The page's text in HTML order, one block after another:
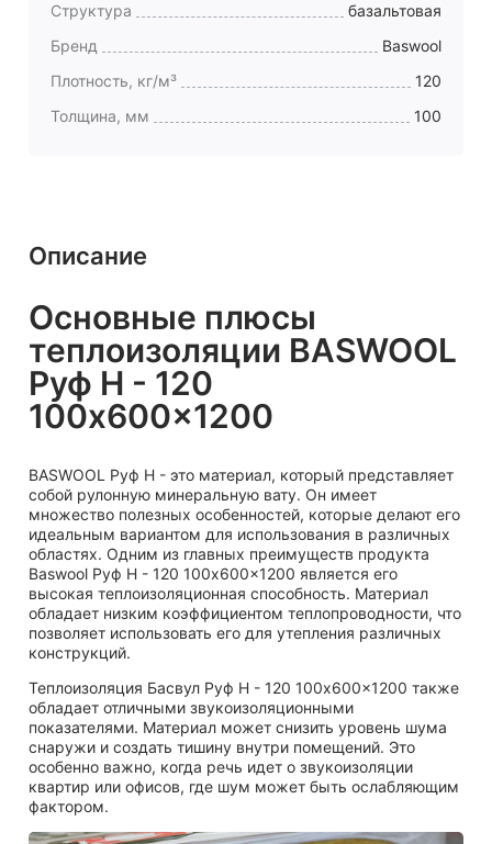
Структура
базальтовая
Бренд
Baswool
Плотность, кг/м³
120
Толщина, мм
100
Описание
Основные плюсы
теплоизоляции BASWOOL
Руф Н - 120
100x600x1200
BASWOOL Руф Н - это материал, который представляет
собой рулонную минеральную вату. Он имеет
множество полезных особенностей, которые делают его
идеальным вариантом для использования в различных
областях. Одним из главных преимуществ продукта
Baswool Руф Н - 120 100x600x1200 является его
высокая теплоизоляционная способность. Материал
обладает низким коэффициентом теплопроводности, что
позволяет использовать его для утепления различных
конструкций.
Теплоизоляция Басвул Руф Н - 120 100x600x1200 также
обладает отличными звукоизоляционными
показателями. Материал может снизить уровень шума
снаружи и создать тишину внутри помещений. Это
особенно важно, когда речь идет о звукоизоляции
квартир или офисов, где шум может быть ослабляющим
фактором.